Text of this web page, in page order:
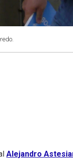
Alejandro